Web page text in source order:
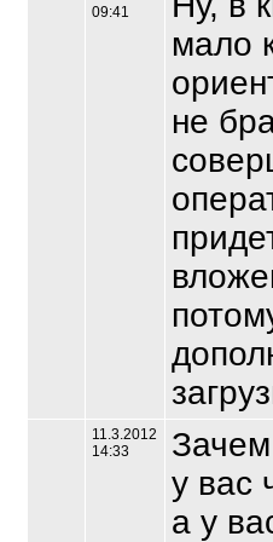
09:41
мало
не
11.3.2012
14:33
Зачем
у вас
а у